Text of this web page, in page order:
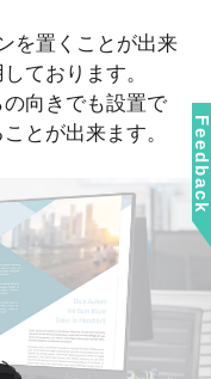
を置くことが出来
ております。
向きでも設置で
とが出来ます。
Feedback